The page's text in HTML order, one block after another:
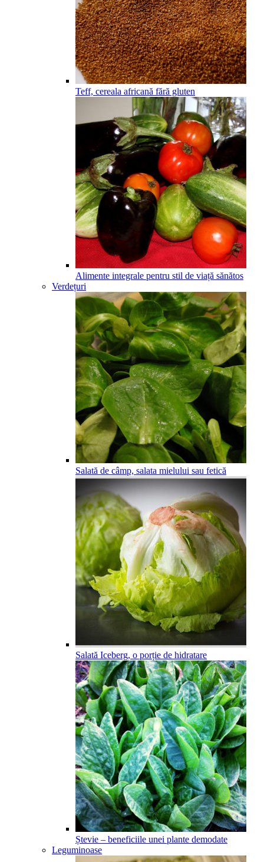
Teff, cereala africană fără gluten
Alimente integrale pentru stil de viață sănătos
Verdețuri
Salată de câmp, salata mielului sau fetică
Salată Iceberg, o porție de hidratare
Ștevie – beneficiile unei plante demodate
Leguminoase